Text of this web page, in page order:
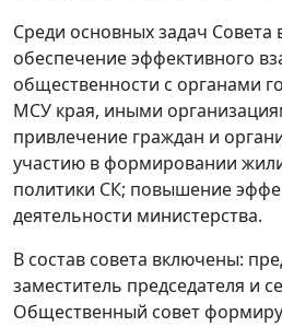
Среди основных задач
обеспечение эффективного
общественности с органами
МСУ края, иными
привлечение граждан и
участию в формировании
политики СК; повышение
деятельности министерства.
В состав совета включены:
заместитель председателя и
Общественный совет